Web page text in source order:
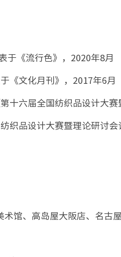
于《流行色》，2020年8月
《文化月刊》，2017年6月
六届全国纺织品设计大
织品设计大赛暨理论研讨会
馆、高岛屋大阪店、名古屋